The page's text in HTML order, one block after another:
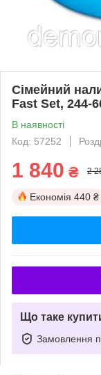
Сімейний
Fast Set, 244-
В наявності
Код: 57252
1 840 ₴ 2
Економія 440 ₴
Що таке
Замовлення